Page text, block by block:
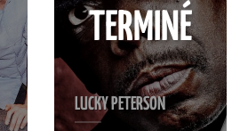
LUCKY PETERSON
TERMINÉ